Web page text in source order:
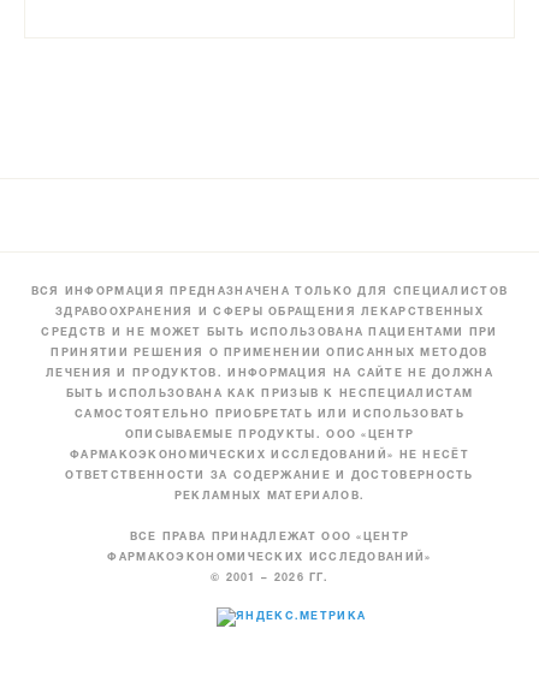
ВСЯ ИНФОРМАЦИЯ ПРЕДНАЗНАЧЕНА ТОЛЬКО ДЛЯ СПЕЦИАЛИСТОВ
ЗДРАВООХРАНЕНИЯ И СФЕРЫ ОБРАЩЕНИЯ ЛЕКАРСТВЕННЫХ
СРЕДСТВ И НЕ МОЖЕТ БЫТЬ ИСПОЛЬЗОВАНА ПАЦИЕНТАМИ ПРИ
ПРИНЯТИИ РЕШЕНИЯ О ПРИМЕНЕНИИ ОПИСАННЫХ МЕТОДОВ
ЛЕЧЕНИЯ И ПРОДУКТОВ. ИНФОРМАЦИЯ НА САЙТЕ НЕ ДОЛЖНА
БЫТЬ ИСПОЛЬЗОВАНА КАК ПРИЗЫВ К НЕСПЕЦИАЛИСТАМ
САМОСТОЯТЕЛЬНО ПРИОБРЕТАТЬ ИЛИ ИСПОЛЬЗОВАТЬ
ОПИСЫВАЕМЫЕ ПРОДУКТЫ. ООО «ЦЕНТР
ФАРМАКОЭКОНОМИЧЕСКИХ ИССЛЕДОВАНИЙ» НЕ НЕСЁТ
ОТВЕТСТВЕННОСТИ ЗА СОДЕРЖАНИЕ И ДОСТОВЕРНОСТЬ
РЕКЛАМНЫХ МАТЕРИАЛОВ.
ВСЕ ПРАВА ПРИНАДЛЕЖАТ ООО «ЦЕНТР
ФАРМАКОЭКОНОМИЧЕСКИХ ИССЛЕДОВАНИЙ»
© 2001 – 2026 ГГ.